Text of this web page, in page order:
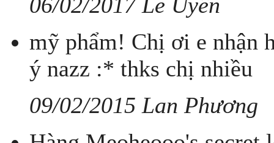
mỹ phẩm! Chị ơi e nhận
ý nazz :* thks chị nhiều
09/02/2015 Lan Phương